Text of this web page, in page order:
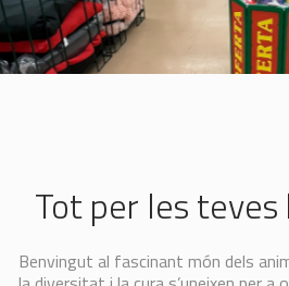
Tot per les teves
Benvingut al fascinant món dels